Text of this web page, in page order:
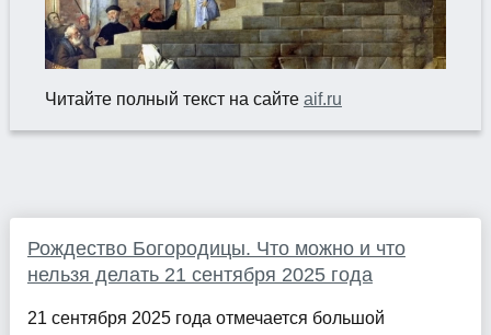
Читайте полный текст на сайте aif.ru
Рождество Богородицы. Что можно и что
нельзя делать 21 сентября 2025 года
21 сентября 2025 года отмечается большой